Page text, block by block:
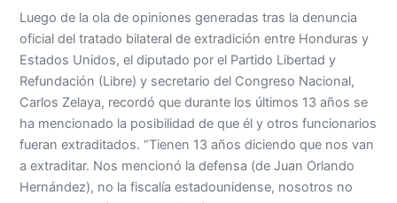
Luego de la ola de opiniones generadas tras la denuncia
oficial del tratado bilateral de extradición entre Honduras y
Estados Unidos, el diputado por el Partido Libertad y
Refundación (Libre) y secretario del Congreso Nacional,
Carlos Zelaya, recordó que durante los últimos 13 años se
ha mencionado la posibilidad de que él y otros funcionarios
fueran extraditados. “Tienen 13 años diciendo que nos van
a extraditar. Nos mencionó la defensa (de Juan Orlando
Hernández), no la fiscalía estadounidense, nosotros no